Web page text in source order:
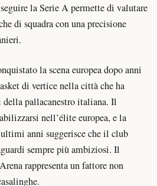
la Serie A permette di valutare
di squadra con una precisione
la scena europea dopo anni
di vertice nella città che ha
pallacanestro italiana. Il
nell’élite europea, e la
anni suggerisce che il club
sempre più ambiziosi. Il
rappresenta un fattore non